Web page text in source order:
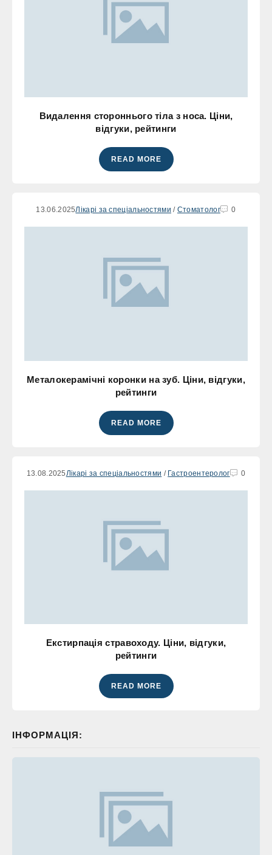
Видалення стороннього тіла з носа. Ціни,
відгуки, рейтинги
READ MORE
13.06.2025Лікарі за спеціальностями / Стоматолог 0
Металокерамічні коронки на зуб. Ціни, відгуки,
рейтинги
READ MORE
13.08.2025 Лікарі за спеціальностями / Гастроентеролог 0
Екстирпація стравоходу. Ціни, відгуки,
рейтинги
READ MORE
ІНФОРМАЦІЯ: